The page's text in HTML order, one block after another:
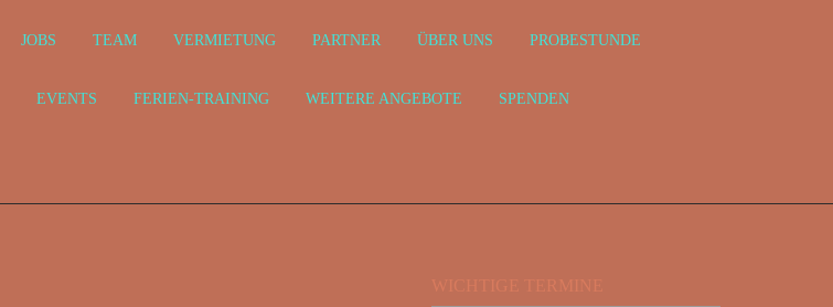
JOBS TEAM VERMIETUNG PARTNER ÜBER UNS PROBESTUNDE
EVENTS FERIEN-TRAINING WEITERE ANGEBOTE SPENDEN
WICHTIGE TERMINE